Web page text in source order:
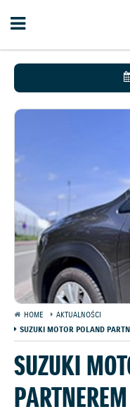
HOME
AKTUALNOŚCI
SUZUKI MOTOR POLAND
SUZUKI